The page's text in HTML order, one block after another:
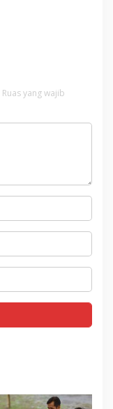
Ruas yang wajib